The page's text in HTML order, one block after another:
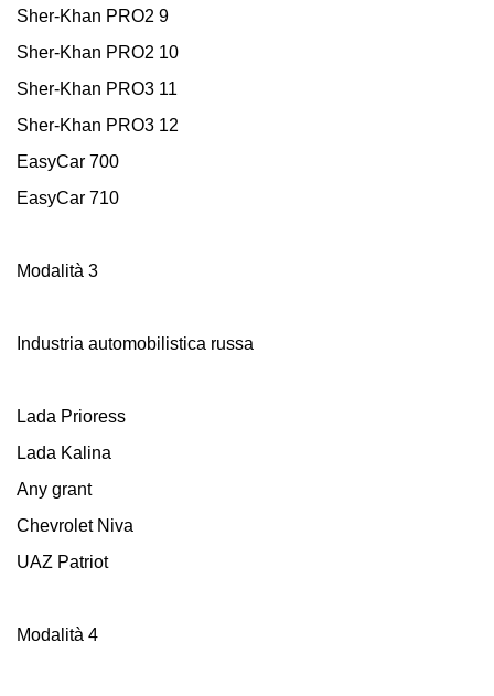
Sher-Khan PRO2 9
Sher-Khan PRO2 10
Sher-Khan PRO3 11
Sher-Khan PRO3 12
EasyCar 700
EasyCar 710
Modalità 3
Industria automobilistica russa
Lada Prioress
Lada Kalina
Any grant
Chevrolet Niva
UAZ Patriot
Modalità 4